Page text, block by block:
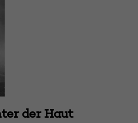
der Haut